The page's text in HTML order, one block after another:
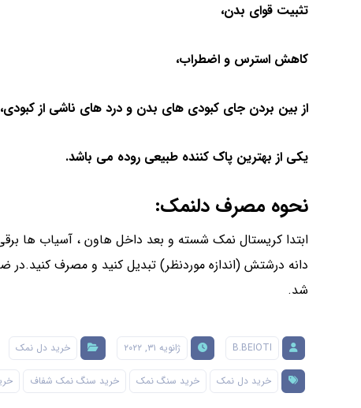
تثبیت قوای بدن،
کاهش استرس و اضطراب،
از بین بردن جای کبودی های بدن و درد های ناشی از کبودی،
یکی از بهترین پاک کننده طبیعی روده می باشد.
نحوه مصرف دلنمک:
ابتدا کریستال نمک شسته و بعد داخل هاون ، آسیاب ها
دانه درشتش (اندازه موردنظر) تبدیل کنید و مصرف
شد.
B.BEIOTI ژانویه ۳۱, ۲۰۲۲ خرید دل نمک
خرید دل نمک خرید سنگ نمک خرید سنگ نمک شفاف